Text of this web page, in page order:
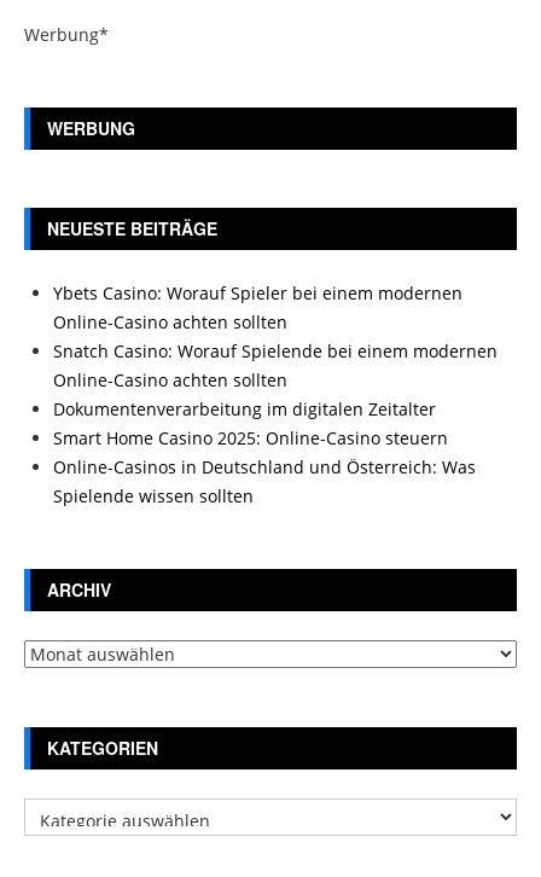
Werbung*
WERBUNG
NEUESTE BEITRÄGE
Ybets Casino: Worauf Spieler bei einem modernen
Online-Casino achten sollten
Snatch Casino: Worauf Spielende bei einem modernen
Online-Casino achten sollten
Dokumentenverarbeitung im digitalen Zeitalter
Smart Home Casino 2025: Online-Casino steuern
Online-Casinos in Deutschland und Österreich: Was
Spielende wissen sollten
ARCHIV
Archiv
KATEGORIEN
Kategorien